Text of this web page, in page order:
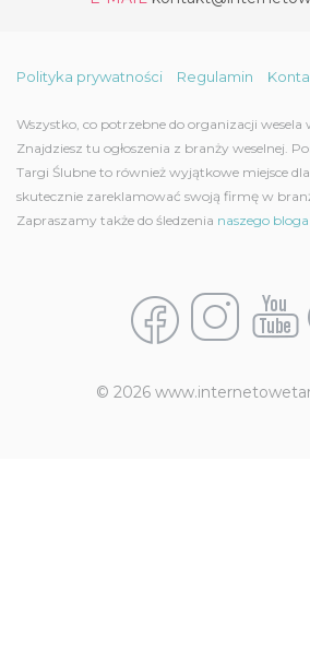
Polityka prywatności Regulamin
Wszystko, co potrzebne do organizacji wesela
Znajdziesz tu ogłoszenia z branży weselnej.
Targi Ślubne to również wyjątkowe miejsce
skutecznie zareklamować swoją firmę w
Zapraszamy także do śledzenia naszego
© 2026